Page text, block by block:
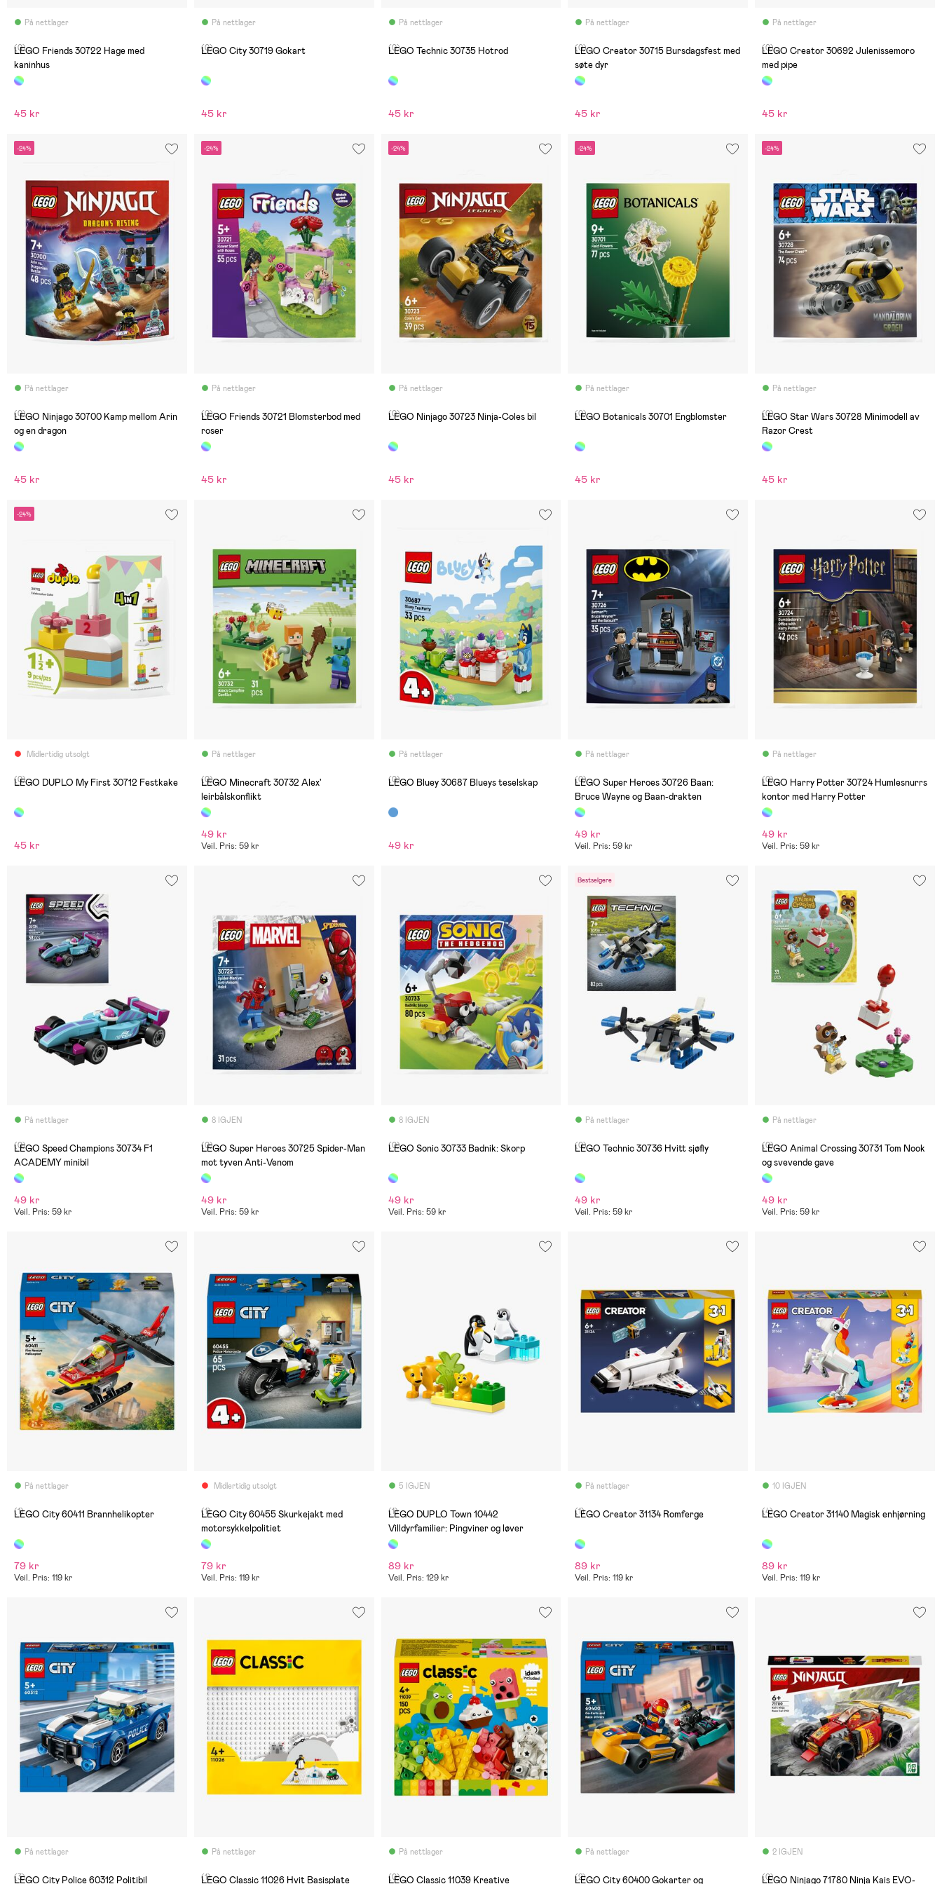
På nettlager
(0)
LEGO Friends 30722 Hage med
kaninhus
45 kr
På nettlager
(0)
LEGO City 30719 Gokart
45 kr
På nettlager
(0)
LEGO Technic 30735 Hotrod
45 kr
På nettlager
(0)
LEGO Creator 30715 Bursdagsfest med
søte dyr
45 kr
På nettlager
(0)
LEGO Creator 30692 Julenissemoro
med pipe
45 kr
-24%
På nettlager
(0)
LEGO Ninjago 30700 Kamp mellom Arin
og en dragon
45 kr
-24%
På nettlager
(0)
LEGO Friends 30721 Blomsterbod med
roser
45 kr
-24%
På nettlager
(0)
LEGO Ninjago 30723 Ninja-Coles bil
45 kr
-24%
På nettlager
(0)
LEGO Botanicals 30701 Engblomster
45 kr
-24%
På nettlager
(0)
LEGO Star Wars 30728 Minimodell av
Razor Crest
45 kr
-24%
Midlertidig utsolgt
(0)
LEGO DUPLO My First 30712 Festkake
45 kr
På nettlager
(0)
LEGO Minecraft 30732 Alex'
leirbålskonflikt
49 kr
Veil. Pris: 59 kr
På nettlager
(0)
LEGO Bluey 30687 Blueys teselskap
49 kr
På nettlager
(0)
LEGO Super Heroes 30726 Baan:
Bruce Wayne og Baan-drakten
49 kr
Veil. Pris: 59 kr
På nettlager
(0)
LEGO Harry Potter 30724 Humlesnurrs
kontor med Harry Potter
49 kr
Veil. Pris: 59 kr
På nettlager
(0)
LEGO Speed Champions 30734 F1
ACADEMY minibil
49 kr
Veil. Pris: 59 kr
8 IGJEN
(0)
LEGO Super Heroes 30725 Spider-Man
mot tyven Anti-Venom
49 kr
Veil. Pris: 59 kr
8 IGJEN
(0)
LEGO Sonic 30733 Badnik: Skorp
49 kr
Veil. Pris: 59 kr
Bestselgere
På nettlager
(0)
LEGO Technic 30736 Hvitt sjøfly
49 kr
Veil. Pris: 59 kr
På nettlager
(0)
LEGO Animal Crossing 30731 Tom Nook
og svevende gave
49 kr
Veil. Pris: 59 kr
På nettlager
(1)
LEGO City 60411 Brannhelikopter
79 kr
Veil. Pris: 119 kr
Midlertidig utsolgt
(1)
LEGO City 60455 Skurkejakt med
motorsykkelpolitiet
79 kr
Veil. Pris: 119 kr
5 IGJEN
(1)
LEGO DUPLO Town 10442
Villdyrfamilier: Pingviner og løver
89 kr
Veil. Pris: 129 kr
På nettlager
(1)
LEGO Creator 31134 Romferge
89 kr
Veil. Pris: 119 kr
10 IGJEN
(4)
LEGO Creator 31140 Magisk enhjørning
89 kr
Veil. Pris: 119 kr
På nettlager
(3)
LEGO City Police 60312 Politibil
På nettlager
(1)
LEGO Classic 11026 Hvit Basisplate
På nettlager
(0)
LEGO Classic 11039 Kreative
På nettlager
(2)
LEGO City 60400 Gokarter og
2 IGJEN
(0)
LEGO Ninjago 71780 Ninja Kais EVO-